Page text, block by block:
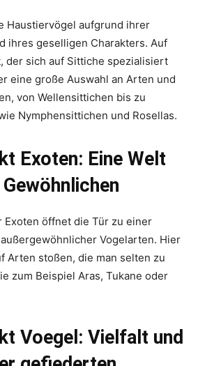
Haustiervögel aufgrund ihrer
ihres geselligen Charakters. Auf
der sich auf Sittiche spezialisiert
eine große Auswahl an Arten und
von Wellensittichen bis zu
Nymphensittichen und Rosellas.
Exoten: Eine Welt
Exoten öffnet die Tür zu einer
Vogelarten. Hier
Arten stoßen, die man selten zu
zum Beispiel Aras, Tukane oder
Voegel: Vielfalt und